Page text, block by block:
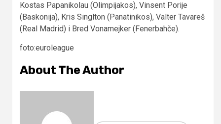
Kostas Papanikolau (Olimpijakos), Vinsent Porije
(Baskonija), Kris Singlton (Panatinikos), Valter Tavareš
(Real Madrid) i Bred Vonamejker (Fenerbahče).
foto:euroleague
About The Author